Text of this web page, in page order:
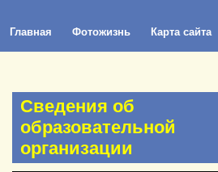
Главная Фотожизнь Карта сайта
Сведения об
образовательной
организации